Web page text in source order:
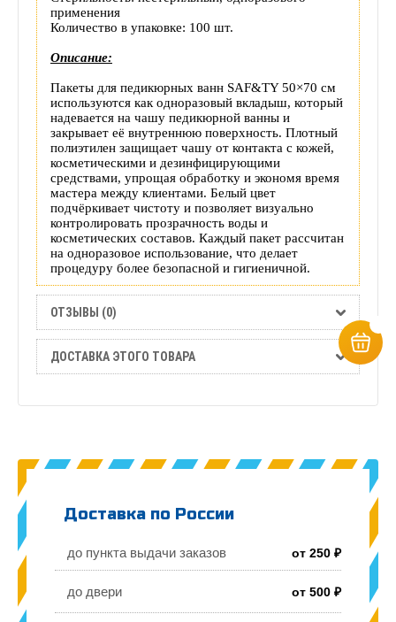
применения
Количество в упаковке: 100 шт.
Описание:
Пакеты для педикюрных ванн SAF&TY 50×70 см
используются как одноразовый вкладыш, который
надевается на чашу педикюрной ванны и
закрывает её внутреннюю поверхность. Плотный
полиэтилен защищает чашу от контакта с кожей,
косметическими и дезинфицирующими
средствами, упрощая обработку и экономя время
мастера между клиентами. Белый цвет
подчёркивает чистоту и позволяет визуально
контролировать прозрачность воды и
косметических составов. Каждый пакет рассчитан
на одноразовое использование, что делает
процедуру более безопасной и гигиеничной.
ОТЗЫВЫ (0)
ДОСТАВКА ЭТОГО ТОВАРА
Доставка по России
до пункта выдачи заказов от 250 ₽
до двери от 500 ₽